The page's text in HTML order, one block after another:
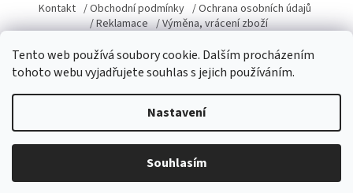
Tento web používá soubory cookie. Dalším procházením
tohoto webu vyjadřujete souhlas s jejich používáním.
Nastavení
Souhlasím
p
a
Kontakt / Obchodní podmínky / Ochrana osobních údajů
/ Reklamace / Výměna, vrácení zboží
Copyright 2026Domacky.cz. Všechna práva vyhrazena.Upravit
nastavení cookies